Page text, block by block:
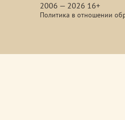
2006 — 2026 16+
Политика в отношении